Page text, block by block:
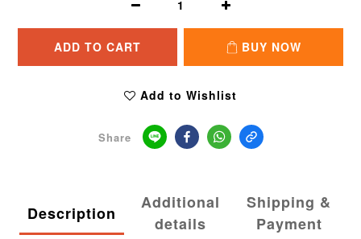
ADD TO CART BUY NOW
Add to Wishlist
Share
Description
Additional
details
Shipping &
Payment